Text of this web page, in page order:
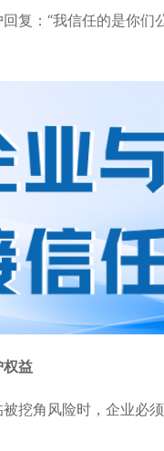
复：“我信任的是你们
权益
挖角风险时，企业必须